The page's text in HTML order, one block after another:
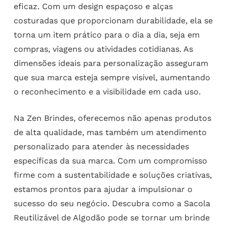
eficaz. Com um design espaçoso e alças
costuradas que proporcionam durabilidade, ela se
torna um item prático para o dia a dia, seja em
compras, viagens ou atividades cotidianas. As
dimensões ideais para personalização asseguram
que sua marca esteja sempre visível, aumentando
o reconhecimento e a visibilidade em cada uso.
Na Zen Brindes, oferecemos não apenas produtos
de alta qualidade, mas também um atendimento
personalizado para atender às necessidades
específicas da sua marca. Com um compromisso
firme com a sustentabilidade e soluções criativas,
estamos prontos para ajudar a impulsionar o
sucesso do seu negócio. Descubra como a Sacola
Reutilizável de Algodão pode se tornar um brinde